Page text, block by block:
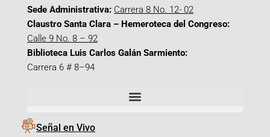
Sede Administrativa: Carrera 8 No. 12- 02
Claustro Santa Clara – Hemeroteca del Congreso:
Calle 9 No. 8 – 92
Biblioteca Luis Carlos Galán Sarmiento:
Carrera 6 # 8–94
Señal en Vivo